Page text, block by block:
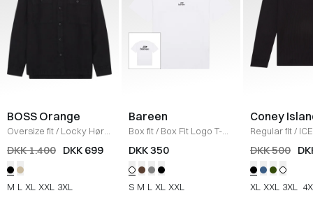
BOSS Orange
Oversize fit/ Locky Hør
Skjorte
/ SORT
DKK 1.400 DKK 699
M L XL XXL 3XL
Bareen
Box fit/ Box Fit Logo T-
shirt /WHITE
DKK 350
S M L XL XXL
Coney
Regular fit/ ICE
Sweatshirt
/
DKK 500
XL XXL 3XL